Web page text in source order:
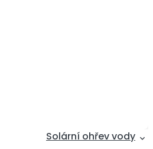
Solární ohřev vody